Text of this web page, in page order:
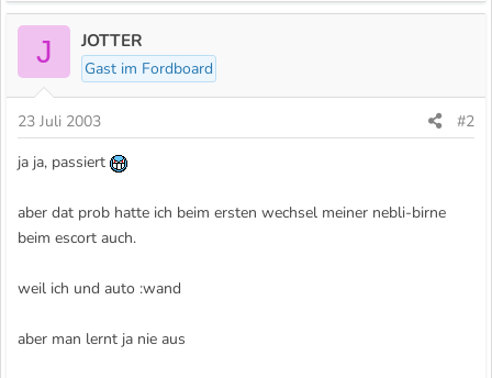
J JOTTER
Gast im Fordboard
23 Juli 2003
#2
ja ja, passiert
aber dat prob hatte ich beim ersten wechsel meiner nebli-birne
beim escort auch.
weil ich und auto :wand
aber man lernt ja nie aus